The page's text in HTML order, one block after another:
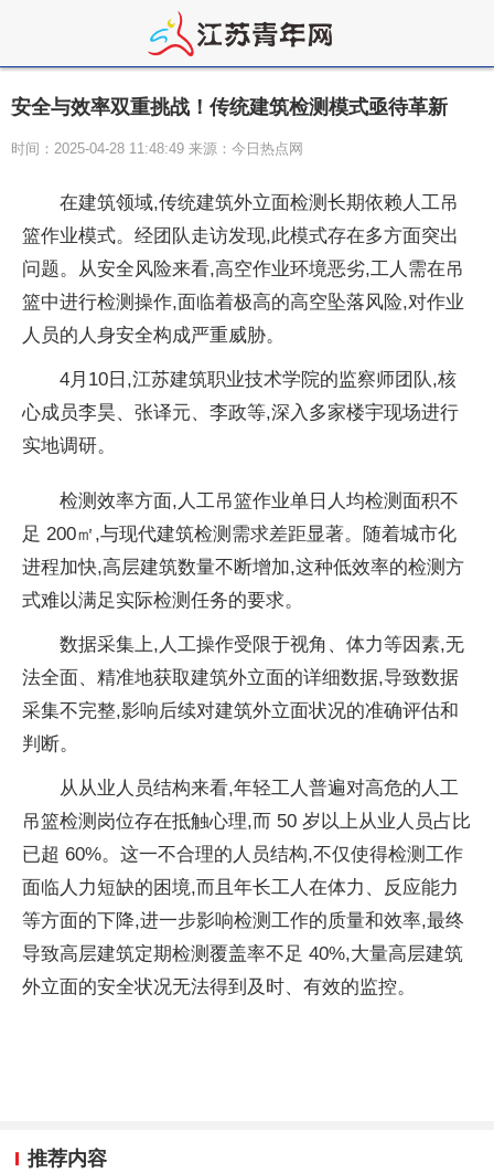
安全与效率双重挑战！传统建筑检测模式亟待革新
时间：2025-04-28 11:48:49 来源：今日热点网
在建筑领域,传统建筑外立面检测长期依赖人工吊
篮作业模式。经团队走访发现,此模式存在多方面突出
问题。从安全风险来看,高空作业环境恶劣,工人需在吊
篮中进行检测操作,面临着极高的高空坠落风险,对作业
人员的人身安全构成严重威胁。
4月10日,江苏建筑职业技术学院的监察师团队,核
心成员李昊、张译元、李政等,深入多家楼宇现场进行
实地调研。
检测效率方面,人工吊篮作业单日人均检测面积不
足 200㎡,与现代建筑检测需求差距显著。随着城市化
进程加快,高层建筑数量不断增加,这种低效率的检测方
式难以满足实际检测任务的要求。
数据采集上,人工操作受限于视角、体力等因素,无
法全面、精准地获取建筑外立面的详细数据,导致数据
采集不完整,影响后续对建筑外立面状况的准确评估和
判断。
从从业人员结构来看,年轻工人普遍对高危的人工
吊篮检测岗位存在抵触心理,而 50 岁以上从业人员占比
已超 60%。这一不合理的人员结构,不仅使得检测工作
面临人力短缺的困境,而且年长工人在体力、反应能力
等方面的下降,进一步影响检测工作的质量和效率,最终
导致高层建筑定期检测覆盖率不足 40%,大量高层建筑
外立面的安全状况无法得到及时、有效的监控。
推荐内容